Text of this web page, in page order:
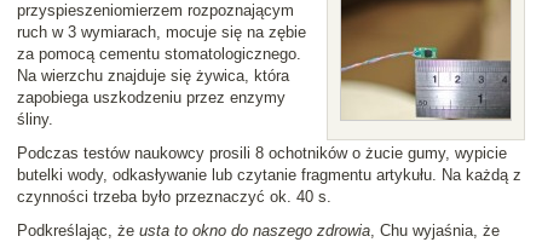
przyspieszeniomierzem rozpoznającym
ruch w 3 wymiarach, mocuje się na zębie
za pomocą cementu stomatologicznego.
Na wierzchu znajduje się żywica, która
zapobiega uszkodzeniu przez enzymy
śliny.
Podczas testów naukowcy prosili 8 ochotników o żucie gumy, wypicie
butelki wody, odkasływanie lub czytanie fragmentu artykułu. Na każdą z
czynności trzeba było przeznaczyć ok. 40 s.
Podkreślając, że usta to okno do naszego zdrowia, Chu wyjaśnia, że